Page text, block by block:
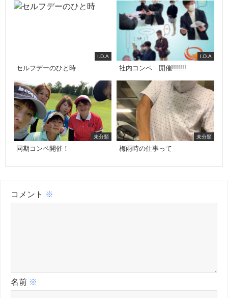
I.D.A
セルフデーのひと時
I.D.A
社内コンペ 開催!!!!!!!
未分類
同期コンペ開催！
未分類
梅雨時の仕事って
コメント ※
名前 ※